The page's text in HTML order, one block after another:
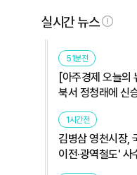
실시간 뉴스
51분전
[아주경제 오늘의
북서 정청래에 신
었다 外
1시간전
김병삼 영천시장,
이전·광역철도' 사